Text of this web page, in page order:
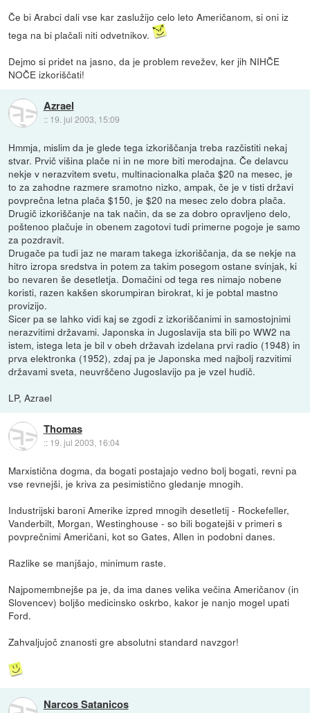
Če bi Arabci dali vse kar zaslužijo celo leto Američanom, si oni iz
tega na bi plačali niti odvetnikov.
Dejmo si pridet na jasno, da je problem revežev, ker jih NIHČE
NOČE izkoriščati!
Azrael
:: 19. jul 2003, 15:09
Hmmja, mislim da je glede tega izkoriščanja treba razčistiti nekaj
stvar. Prvič višina plače ni in ne more biti merodajna. Če delavcu
nekje v nerazvitem svetu, multinacionalka plača $20 na mesec, je
to za zahodne razmere sramotno nizko, ampak, če je v tisti državi
povprečna letna plača $150, je $20 na mesec zelo dobra plača.
Drugič izkoriščanje na tak način, da se za dobro opravljeno delo,
poštenoo plačuje in obenem zagotovi tudi primerne pogoje je samo
za pozdravit.
Drugače pa tudi jaz ne maram takega izkoriščanja, da se nekje na
hitro izropa sredstva in potem za takim posegom ostane svinjak, ki
bo nevaren še desetletja. Domačini od tega res nimajo nobene
koristi, razen kakšen skorumpiran birokrat, ki je pobtal mastno
provizijo.
Sicer pa se lahko vidi kaj se zgodi z izkoriščanimi in samostojnimi
nerazvitimi državami. Japonska in Jugoslavija sta bili po WW2 na
istem, istega leta je bil v obeh državah izdelana prvi radio (1948) in
prva elektronka (1952), zdaj pa je Japonska med najbolj razvitimi
državami sveta, neuvrščeno Jugoslavijo pa je vzel hudič.
LP, Azrael
Thomas
:: 19. jul 2003, 16:04
Marxistična dogma, da bogati postajajo vedno bolj bogati, revni pa
vse revnejši, je kriva za pesimistično gledanje mnogih.
Industrijski baroni Amerike izpred mnogih desetletij - Rockefeller,
Vanderbilt, Morgan, Westinghouse - so bili bogatejši v primeri s
povprečnimi Američani, kot so Gates, Allen in podobni danes.
Razlike se manjšajo, minimum raste.
Najpomembnejše pa je, da ima danes velika večina Američanov (in
Slovencev) boljšo medicinsko oskrbo, kakor je nanjo mogel upati
Ford.
Zahvaljujoč znanosti gre absolutni standard navzgor!
Narcos Satanicos